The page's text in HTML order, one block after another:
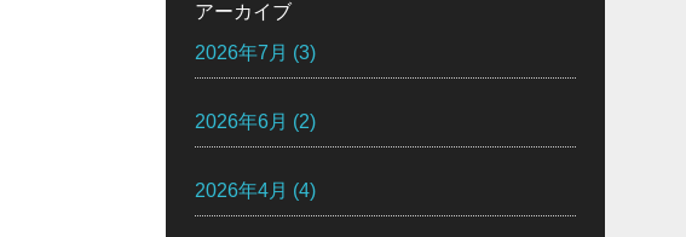
アーカイブ
2026年7月 (3)
2026年6月 (2)
2026年4月 (4)